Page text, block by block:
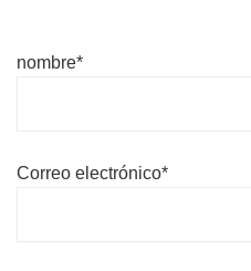
nombre*
Correo electrónico*